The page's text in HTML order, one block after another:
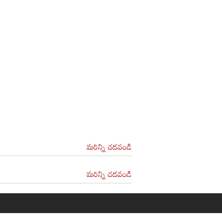
మరిన్ని చదవండి
మరిన్ని చదవండి